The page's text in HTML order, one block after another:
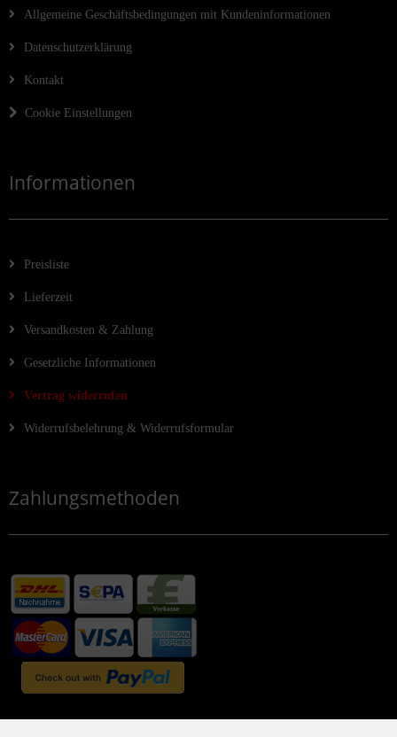
Allgemeine Geschäftsbedingungen mit Kundeninformationen
Datenschutzerklärung
Kontakt
Cookie Einstellungen
Informationen
Preisliste
Lieferzeit
Versandkosten & Zahlung
Gesetzliche Informationen
Vertrag widerrufen
Widerrufsbelehrung & Widerrufsformular
Zahlungsmethoden